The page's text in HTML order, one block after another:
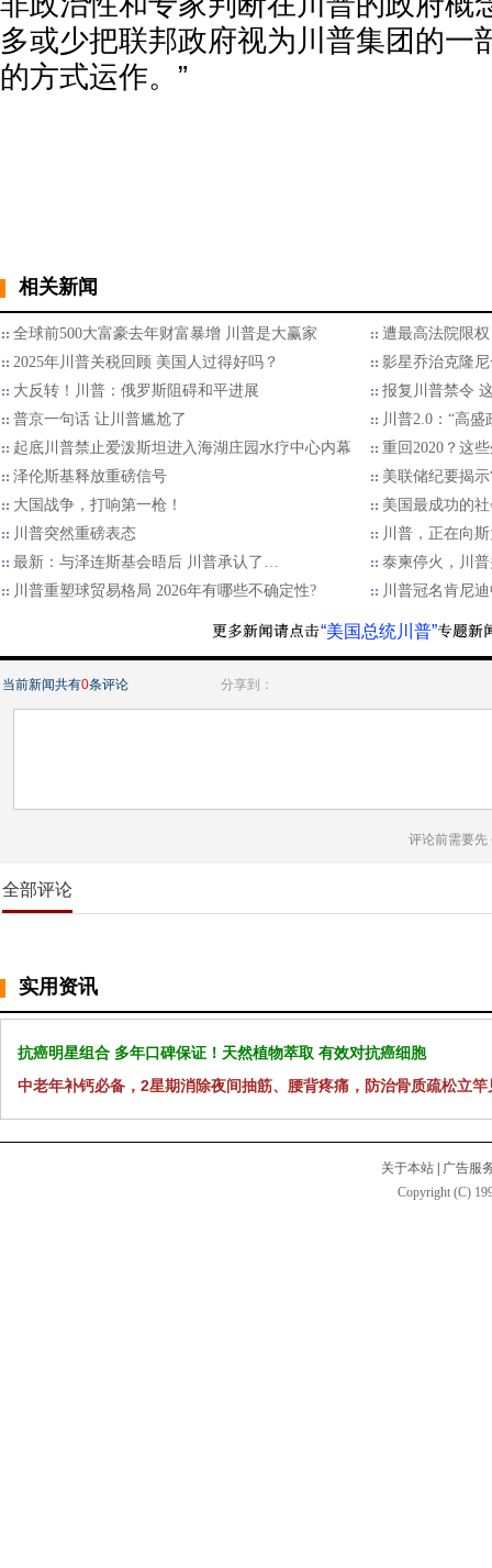
多或少把联邦政府视为川普集团的一
的方式运作。”
相关新闻
全球前500大富豪去年财富暴增 川普是大赢家
遭最高法院限
2025年川普关税回顾 美国人过得好吗？
影星乔治克隆
大反转！川普：俄罗斯阻碍和平进展
报复川普禁令
普京一句话 让川普尴尬了
川普2.0：“高盛
起底川普禁止爱泼斯坦进入海湖庄园水疗中心内幕
重回2020？这
泽伦斯基释放重磅信号
美联储纪要揭
大国战争，打响第一枪！
美国最成功的
川普突然重磅表态
川普，正在向
最新：与泽连斯基会晤后 川普承认了…
泰柬停火，川
川普重塑球贸易格局 2026年有哪些不确定性?
川普冠名肯尼
“美国总统川普”
当前新闻共有0条评论 分享到：
评论前需要先
全部评论
实用资讯
抗癌明星组合 多年口碑保证！天然植物萃取 有效对抗癌细胞
中老年补钙必备，2星期消除夜间抽筋、腰背疼痛，防治骨质疏松立竿
关于本站
广告服
Copyright (C)